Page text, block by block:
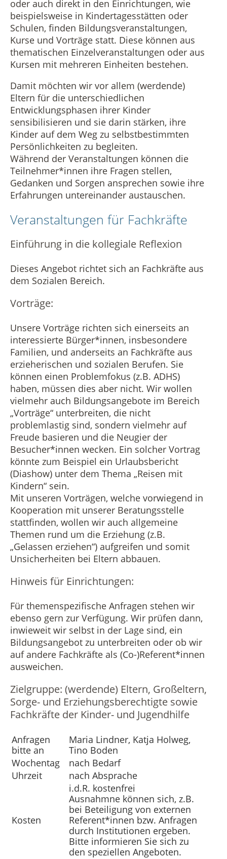
oder auch direkt in den Einrichtungen, wie
beispielsweise in Kindertagesstätten oder
Schulen, finden Bildungsveranstaltungen,
Kurse und Vorträge statt. Diese können aus
thematischen Einzelveranstaltungen oder aus
Kursen mit mehreren Einheiten bestehen.
Damit möchten wir vor allem (werdende)
Eltern für die unterschiedlichen
Entwicklungsphasen ihrer Kinder
sensibilisieren und sie darin stärken, ihre
Kinder auf dem Weg zu selbstbestimmten
Persönlichkeiten zu begleiten.
Während der Veranstaltungen können die
Teilnehmer*innen ihre Fragen stellen,
Gedanken und Sorgen ansprechen sowie ihre
Erfahrungen untereinander austauschen.
Veranstaltungen für Fachkräfte
Einführung in die kollegiale Reflexion
Dieses Angebot richtet sich an Fachkräfte aus
dem Sozialen Bereich.
Vorträge:
Unsere Vorträge richten sich einerseits an
interessierte Bürger*innen, insbesondere
Familien, und anderseits an Fachkräfte aus
erzieherischen und sozialen Berufen. Sie
können einen Problemfokus (z.B. ADHS)
haben, müssen dies aber nicht. Wir wollen
vielmehr auch Bildungsangebote im Bereich
„Vorträge“ unterbreiten, die nicht
problemlastig sind, sondern vielmehr auf
Freude basieren und die Neugier der
Besucher*innen wecken. Ein solcher Vortrag
könnte zum Beispiel ein Urlaubsbericht
(Diashow) unter dem Thema „Reisen mit
Kindern“ sein.
Mit unseren Vorträgen, welche vorwiegend in
Kooperation mit unserer Beratungsstelle
stattfinden, wollen wir auch allgemeine
Themen rund um die Erziehung (z.B.
„Gelassen erziehen“) aufgreifen und somit
Unsicherheiten bei Eltern abbauen.
Hinweis für Einrichtungen:
Für themenspezifische Anfragen stehen wir
ebenso gern zur Verfügung. Wir prüfen dann,
inwieweit wir selbst in der Lage sind, ein
Bildungsangebot zu unterbreiten oder ob wir
auf andere Fachkräfte als (Co-)Referent*innen
ausweichen.
Zielgruppe: (werdende) Eltern, Großeltern,
Sorge- und Erziehungsberechtigte sowie
Fachkräfte der Kinder- und Jugendhilfe
Anfragen
bitte an
Maria Lindner, Katja Holweg,
Tino Boden
Wochentag
nach Bedarf
Uhrzeit
nach Absprache
Kosten
i.d.R. kostenfrei
Ausnahmne können sich, z.B.
bei Beteiligung von externen
Referent*innen bzw. Anfragen
durch Institutionen ergeben.
Bitte informieren Sie sich zu
den speziellen Angeboten.
Vermietung
Datenschutz in der Beratungsstelle
Beschwerdemanagement in der Beratungsstelle